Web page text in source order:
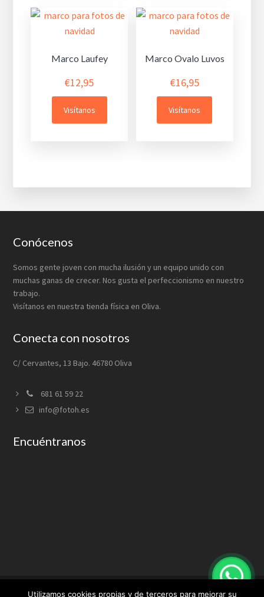
Marco Laufey
€12,95
Visítanos
Marco Ovalo Luvos
€16,95
Visítanos
Footer
Conócenos
Somos gente joven con mucha ilusión y un equipo unido con
muchas ganas de crecer. Nos gusta el perfeccionismo en nuestro
trabajo.
Visítanos en nuestra tienda física en Oliva.
Conecta con nosotros
C/ Cervantes, 13 Bajo. 46780 Oliva
681 61 59 22
info@fotoh.es
Encuéntranos
Utilizamos cookies propias y de terceros para mejorar su